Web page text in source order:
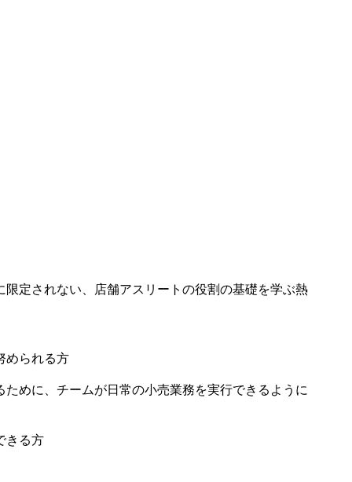
定されない、店舗アスリートの役割の基礎を学ぶ熱
められる方
めに、チームが日常の小売業務を実行できるように
きる方